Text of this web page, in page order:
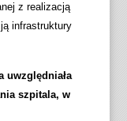
z realizacją
infrastruktury
uwzględniała
szpitala, w